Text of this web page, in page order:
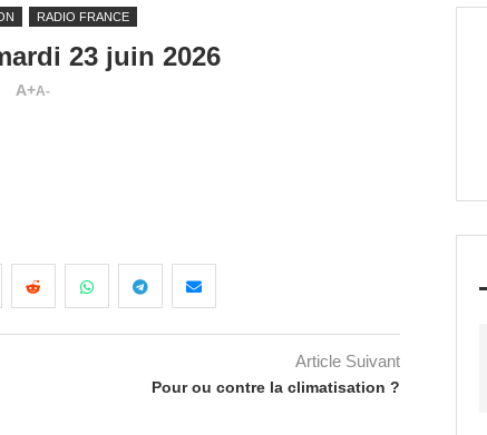
RADIO FRANCE
23 juin 2026
A+A-
Article Suivant
Pour ou contre la climatisation ?